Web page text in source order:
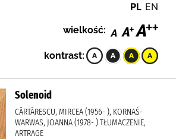
PL EN
wielkość:
kontrast:
Solenoid
CĂRTĂRESCU, MIRCEA (1956- ), KORNAŚ-
WARWAS, JOANNA (1978- ) TŁUMACZENIE,
ARTRAGE